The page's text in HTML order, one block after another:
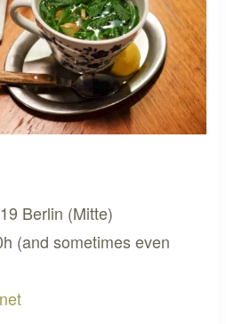
Berlin (Mitte)
(and sometimes even